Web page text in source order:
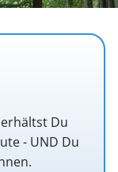
Du
- UND Du